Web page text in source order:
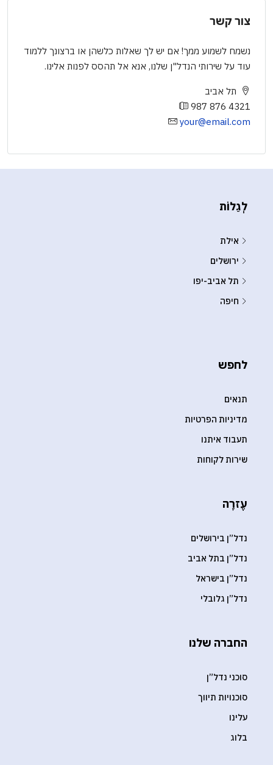
צור קשר
נשמח לשמוע ממך! אם יש לך שאלות כלשהן או ברצונך ללמוד
עוד על שירותי הנדל"ן שלנו, אנא אל תהסס לפנות אלינו.
תל אביב
987 876 4321
your@email.com
לְגַלוֹת
אילת
ירושלים
תל אביב-יפו
חיפה
לחפש
תנאים
מדיניות הפרטיות
תעבוד איתנו
שירות לקוחות
עֶזרָה
נדל”ן בירושלים
נדל”ן בתל אביב
נדל”ן בישראל
נדל”ן גלובלי
החברה שלנו
סוכני נדל”ן
סוכנויות תיווך
עלינו
בלוג